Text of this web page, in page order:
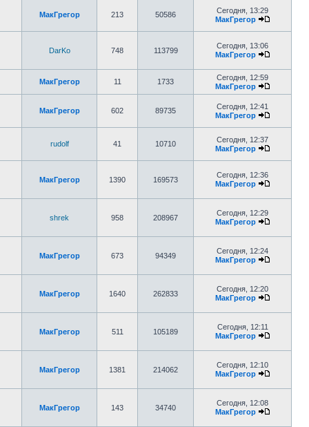
МакГрегор 213 50586
Сегодня, 13:29
МакГрегор
DarKo 748 113799
Сегодня, 13:06
МакГрегор
МакГрегор 11 1733
Сегодня, 12:59
МакГрегор
МакГрегор 602 89735
Сегодня, 12:41
МакГрегор
rudolf 41 10710
Сегодня, 12:37
МакГрегор
МакГрегор 1390 169573
Сегодня, 12:36
МакГрегор
shrek 958 208967
Сегодня, 12:29
МакГрегор
МакГрегор 673 94349
Сегодня, 12:24
МакГрегор
МакГрегор 1640 262833
Сегодня, 12:20
МакГрегор
МакГрегор 511 105189
Сегодня, 12:11
МакГрегор
МакГрегор 1381 214062
Сегодня, 12:10
МакГрегор
МакГрегор 143 34740
Сегодня, 12:08
МакГрегор